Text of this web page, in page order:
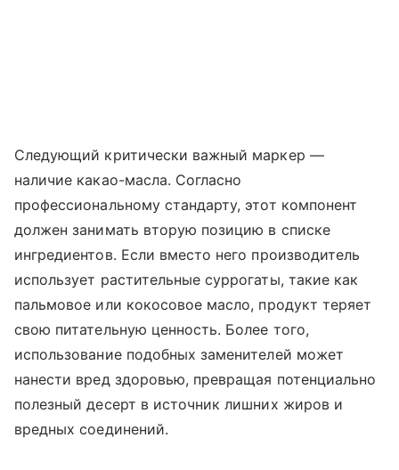
Следующий критически важный маркер —
наличие какао-масла. Согласно
профессиональному стандарту, этот компонент
должен занимать вторую позицию в списке
ингредиентов. Если вместо него производитель
использует растительные суррогаты, такие как
пальмовое или кокосовое масло, продукт теряет
свою питательную ценность. Более того,
использование подобных заменителей может
нанести вред здоровью, превращая потенциально
полезный десерт в источник лишних жиров и
вредных соединений.